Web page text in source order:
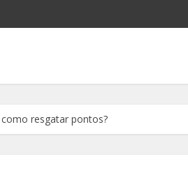
resgatar pontos?